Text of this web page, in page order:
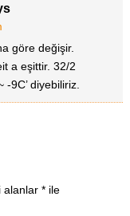
göre değişir.
a eşittir. 32/2
-9C’ diyebiliriz.
alanlar *ile